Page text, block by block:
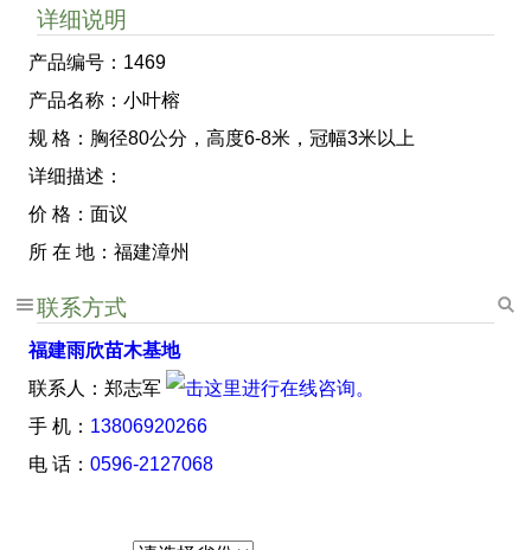
详细说明
产品编号：1469
产品名称：小叶榕
规 格：胸径80公分，高度6-8米，冠幅3米以上
详细描述：
价 格：面议
所 在 地：福建漳州
联系方式
福建雨欣苗木基地
联系人：郑志军
手 机： 13806920266
电 话： 0596-2127068